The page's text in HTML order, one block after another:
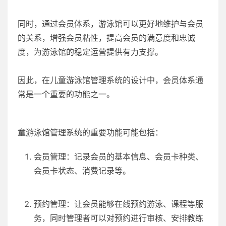
同时，通过会员体系，游泳馆可以更好地维护与会员
的关系，增强会员粘性，提高会员的满意度和忠诚
度，为游泳馆的稳定运营提供有力支撑。
因此，在儿童游泳馆管理系统的设计中，会员体系通
常是一个重要的功能之一。
童游泳馆管理系统的重要功能可能包括：
会员管理：记录会员的基本信息、会员卡种类、
会员卡状态、消费记录等。
预约管理：让会员能够在线预约游泳、课程等服
务，同时管理者可以对预约进行审核、安排教练